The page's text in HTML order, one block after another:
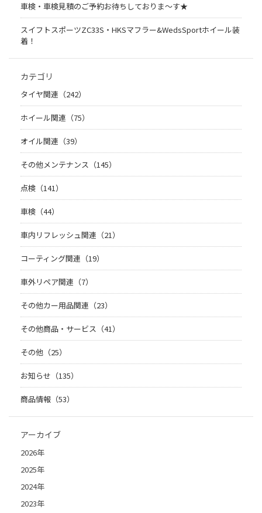
車検・車検見積のご予約お待ちしておりま～す★
スイフトスポーツZC33S・HKSマフラー&WedsSportホイール装
着！
カテゴリ
タイヤ関連（242）
ホイール関連（75）
オイル関連（39）
その他メンテナンス（145）
点検（141）
車検（44）
車内リフレッシュ関連（21）
コーティング関連（19）
車外リペア関連（7）
その他カー用品関連（23）
その他商品・サービス（41）
その他（25）
お知らせ（135）
商品情報（53）
アーカイブ
2026年
2025年
2024年
2023年